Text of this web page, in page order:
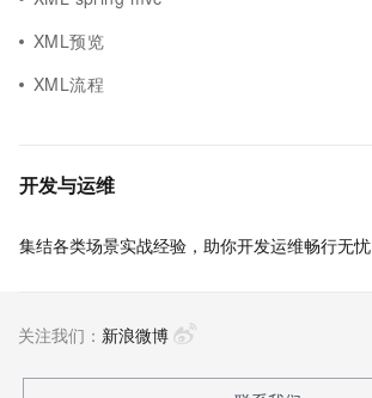
XML预览
XML流程
开发与运维
集结各类场景实战经验，助你开发运维畅行无忧
关注我们： 新浪微博